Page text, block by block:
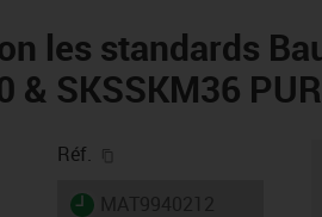
les standards
& SKSSKM36
Réf.
igus-icon-lieferzeit